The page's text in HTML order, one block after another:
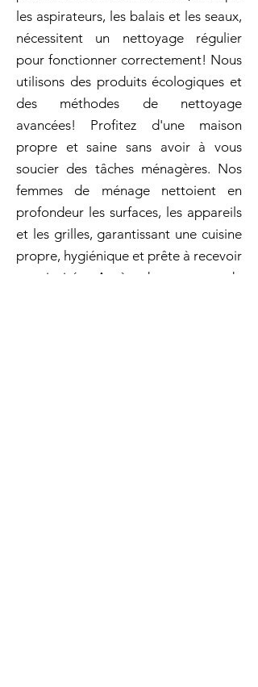
les aspirateurs, les balais et les seaux,
nécessitent un nettoyage régulier
pour fonctionner correctement! Nous
utilisons des produits écologiques et
des méthodes de nettoyage
avancées! Profitez d'une maison
propre et saine sans avoir à vous
soucier des tâches ménagères. Nos
femmes de ménage nettoient en
profondeur les surfaces, les appareils
et les grilles, garantissant une cuisine
propre, hygiénique et prête à recevoir
vos invités. Après des travaux de